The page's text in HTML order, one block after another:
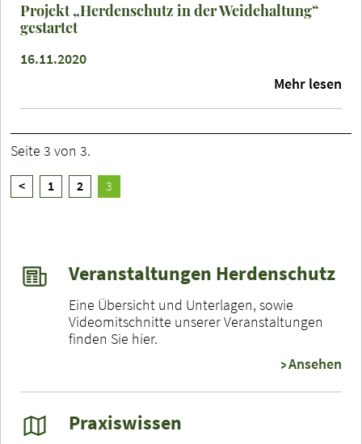
Projekt „Herdenschutz in der Weidehaltung“
gestartet
16.11.2020
Mehr lesen
Seite 3 von 3.
< 1 2 3
Veranstaltungen Herdenschutz
Eine Übersicht und Unterlagen, sowie
Videomitschnitte unserer Veranstaltungen
finden Sie hier.
Ansehen
Praxiswissen